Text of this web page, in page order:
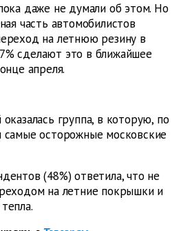
даже не думали об этом. Но
часть автомобилистов
на летнюю резину в
сделают это в ближайшее
апреля.
группа, в которую, по
осторожные московские
(48%) ответила, что не
на летние покрышки и